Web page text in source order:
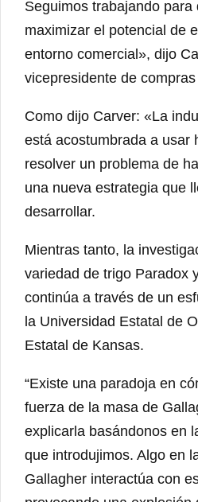
Seguimos trabajando para
maximizar el potencial de
entorno comercial», dijo
vicepresidente de
Como dijo Carver: «La
está acostumbrada a usar
resolver un problema de
una nueva estrategia que
desarrollar.
Mientras tanto, la
variedad de trigo Paradox
continúa a través de un
la Universidad Estatal de
Estatal de Kansas.
“Existe una paradoja en
fuerza de la masa de
explicarla basándonos en
que introdujimos. Algo en
Gallagher interactúa con